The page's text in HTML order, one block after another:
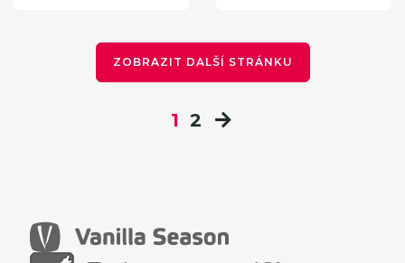
ZOBRAZIT DALŠÍ STRÁNKU
1 2